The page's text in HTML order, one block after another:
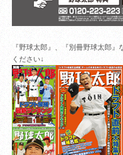
『野球太郎』、『別冊野球太郎
ください↓